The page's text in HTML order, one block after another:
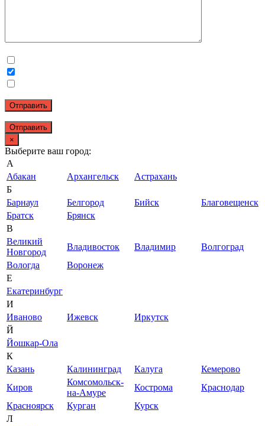
Отправить
×
Выберите ваш город:
А
Абакан
Архангельск
Астрахань
Б
Барнаул
Белгород Бийск
Благовещенск
Братск
Брянск
В
Великий
Новгород
Владивосток Владимир
Волгоград
Вологда
Воронеж
Е
Екатеринбург
И
Иваново
Ижевск
Иркутск
Й
Йошкар-Ола
К
Казань
Калининград Калуга
Кемерово
Киров
Комсомольск-
на-Амуре
Кострома
Краснодар
Красноярск
Курган
Курск
Л